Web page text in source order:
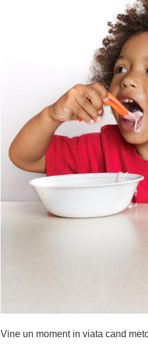
Vine un moment in viata cand